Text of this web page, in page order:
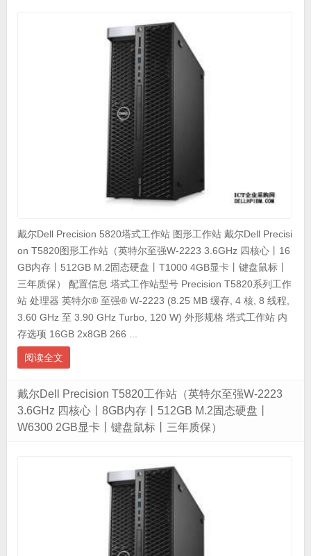
戴尔Dell Precision 5820塔式工作站 图形工作站 戴尔Dell Precisi
on T5820图形工作站（英特尔至强W-2223 3.6GHz 四核心丨16
GB内存丨512GB M.2固态硬盘丨T1000 4GB显卡丨键盘鼠标丨
三年质保） 配置信息 塔式工作站型号 Precision T5820系列工作
站 处理器 英特尔® 至强® W-2223 (8.25 MB 缓存, 4 核, 8 线程,
3.60 GHz 至 3.90 GHz Turbo, 120 W) 外形规格 塔式工作站 内
存选项 16GB 2x8GB 266 ...
阅读全文
戴尔Dell Precision T5820工作站（英特尔至强W-2223
3.6GHz 四核心丨8GB内存丨512GB M.2固态硬盘丨
W6300 2GB显卡丨键盘鼠标丨三年质保）